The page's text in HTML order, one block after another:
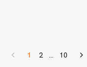
1 2 ... 10